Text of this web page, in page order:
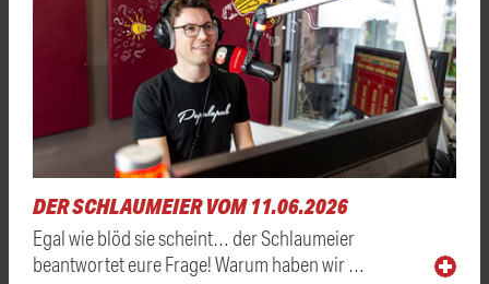
DER SCHLAUMEIER VOM 11.06.2026
Egal wie blöd sie scheint… der Schlaumeier
beantwortet eure Frage! Warum haben wir …